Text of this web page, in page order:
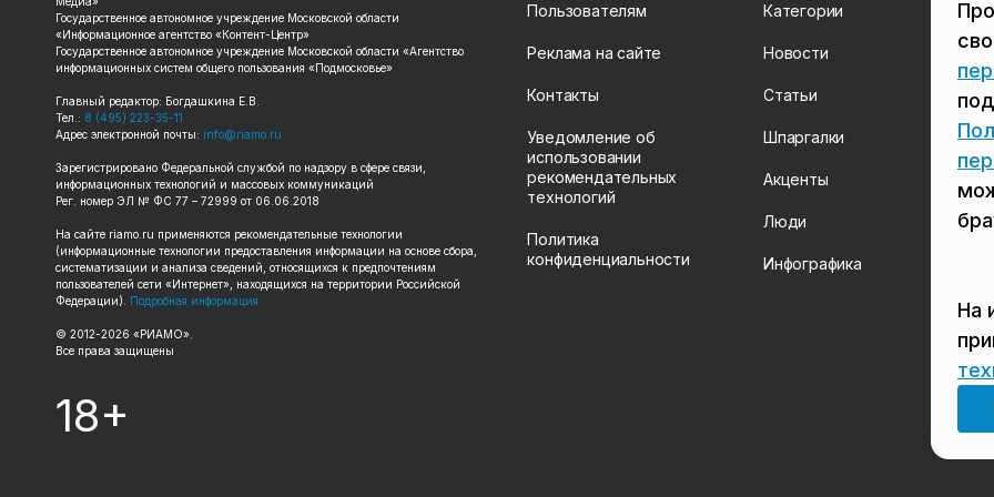
Государственное автономное учреждение Московской области
«Информационное агентство «Контент-Центр»
Государственное автономное учреждение Московской области «Агентство
информационных систем общего пользования «Подмосковье»
Главный редактор: Богдашкина Е.В.
Тел.: 8 (495) 223-35-11
Адрес электронной почты: info@riamo.ru
Зарегистрировано Федеральной службой по надзору в сфере связи,
информационных технологий и массовых коммуникаций
Рег. номер ЭЛ № ФС 77 – 72999 от 06.06.2018
На сайте riamo.ru применяются рекомендательные технологии
(информационные технологии предоставления информации на основе сбора,
систематизации и анализа сведений, относящихся к предпочтениям
пользователей сети «Интернет», находящихся на территории Российской
Федерации).
Подробная информация
© 2012-2026 «РИАМО».
Все права защищены
Пользователям
Реклама на сайте
Контакты
Уведомление об
использовании
рекомендательных
технологий
Политика
конфиденциальности
Категории
Новости
Статьи
Шпаргалки
Акценты
Люди
Инфографика
18+
На